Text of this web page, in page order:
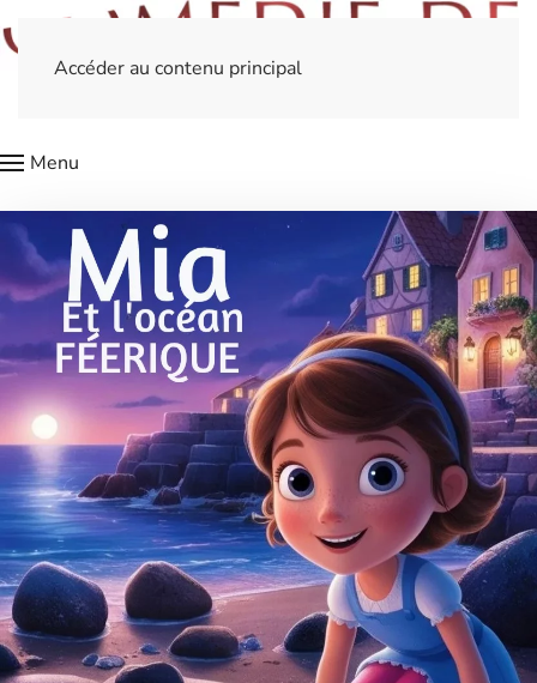
Accéder au contenu principal
Menu